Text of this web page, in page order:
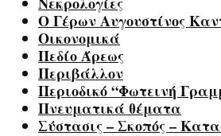
Ο Γέρων Αυγουστίνος
Οικονομικά
Πεδίο Άρεως
Περιβάλλον
Περιοδικό “Φωτεινή
Πνευματικά θέματα
Σύστασις – Σκοπός –